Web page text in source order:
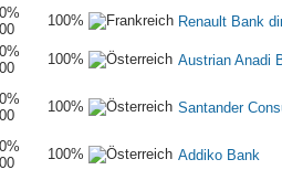
%
100% Renault Bank
%
100% Austrian Anadi
%
100% Santander
%
100%
Addiko Bank